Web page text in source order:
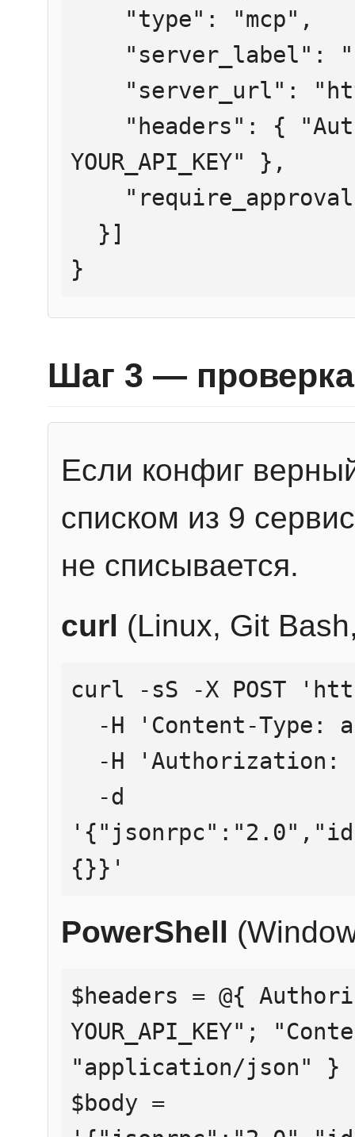
YOUR_API_KEY" },
}
Шаг 3 — проверка
Если конфиг
списком из 9
не списывается.
curl (Linux, Git
curl -sS -X POST
{}}'
PowerShell
$headers = @{
YOUR_API_KEY";
"application/json" }
$body =